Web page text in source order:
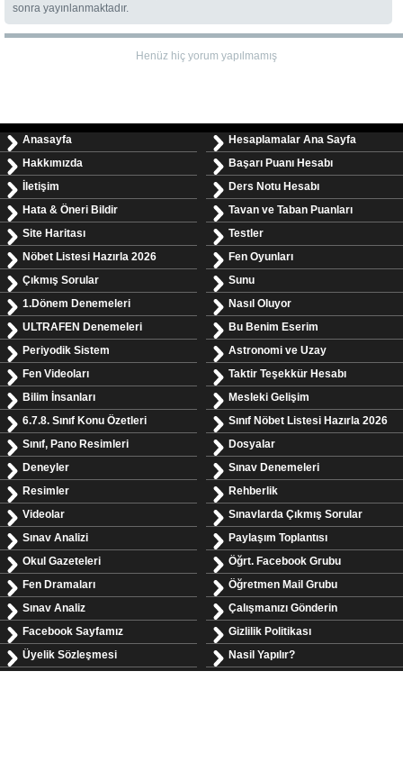
sonra yayınlanmaktadır.
Henüz hiç yorum yapılmamış
Anasayfa
Hakkımızda
İletişim
Hata & Öneri Bildir
Site Haritası
Nöbet Listesi Hazırla 2026
Çıkmış Sorular
1.Dönem Denemeleri
ULTRAFEN Denemeleri
Periyodik Sistem
Fen Videoları
Bilim İnsanları
6.7.8. Sınıf Konu Özetleri
Sınıf, Pano Resimleri
Deneyler
Resimler
Videolar
Sınav Analizi
Okul Gazeteleri
Fen Dramaları
Sınav Analiz
Facebook Sayfamız
Üyelik Sözleşmesi
Hesaplamalar Ana Sayfa
Başarı Puanı Hesabı
Ders Notu Hesabı
Tavan ve Taban Puanları
Testler
Fen Oyunları
Sunu
Nasıl Oluyor
Bu Benim Eserim
Astronomi ve Uzay
Taktir Teşekkür Hesabı
Mesleki Gelişim
Sınıf Nöbet Listesi Hazırla 2026
Dosyalar
Sınav Denemeleri
Rehberlik
Sınavlarda Çıkmış Sorular
Paylaşım Toplantısı
Öğrt. Facebook Grubu
Öğretmen Mail Grubu
Çalışmanızı Gönderin
Gizlilik Politikası
Nasil Yapılır?